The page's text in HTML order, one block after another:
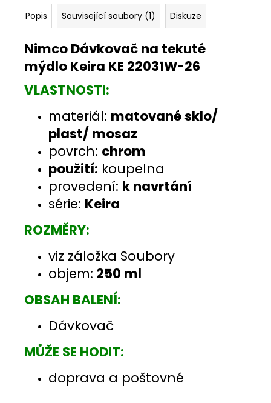
Popis Související soubory (1) Diskuze
Nimco Dávkovač na tekuté
mýdlo Keira KE 22031W-26
VLASTNOSTI:
materiál: matované sklo/
plast/ mosaz
povrch: chrom
použití: koupelna
provedení: k navrtání
série: Keira
ROZMĚRY:
viz záložka Soubory
objem: 250 ml
OBSAH BALENÍ:
Dávkovač
MŮŽE SE HODIT:
doprava a poštovné